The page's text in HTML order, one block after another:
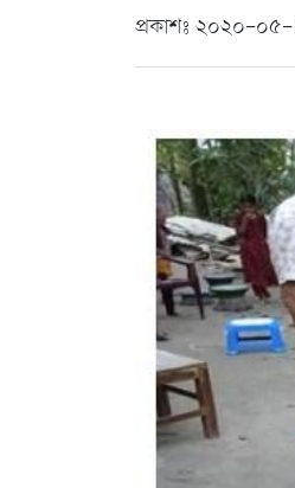
প্রকাশঃ ২০২০-